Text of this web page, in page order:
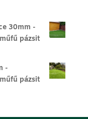
30mm -
pázsit
-
pázsit